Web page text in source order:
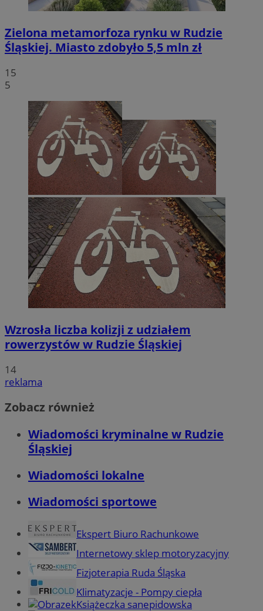
Zielona metamorfoza rynku w Rudzie
Śląskiej. Miasto zdobyło 5,5 mln zł
15
5
Wzrosła liczba kolizji z udziałem
rowerzystów w Rudzie Śląskiej
14
reklama
Zobacz również
Wiadomości kryminalne w Rudzie
Śląskiej
Wiadomości lokalne
Wiadomości sportowe
Ekspert Biuro Rachunkowe
Internetowy sklep motoryzacyjny
Fizjoterapia Ruda Śląska
Klimatyzacje - Pompy ciepła
Książeczka sanepidowska